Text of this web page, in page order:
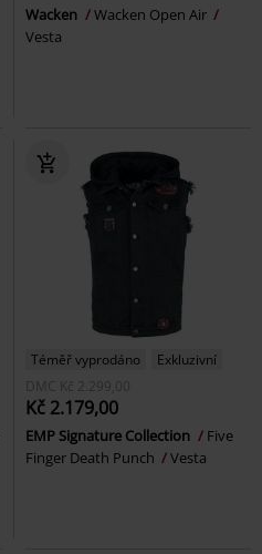
Wacken
Wacken Open Air
Vesta
Téměř vyprodáno
Exkluzivní
DMC
Kč 2.299,00
Kč 2.179,00
EMP Signature Collection
Five
Finger Death Punch
Vesta